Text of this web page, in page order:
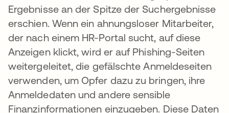
Ergebnisse an der Spitze der Suchergebnisse
erschien. Wenn ein ahnungsloser Mitarbeiter,
der nach einem HR-Portal sucht, auf diese
Anzeigen klickt, wird er auf Phishing-Seiten
weitergeleitet, die gefälschte Anmeldeseiten
verwenden, um Opfer dazu zu bringen, ihre
Anmeldedaten und andere sensible
Finanzinformationen einzugeben. Diese Daten